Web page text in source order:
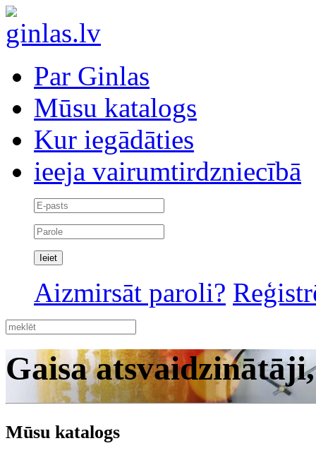
Par Ginlas
Mūsu katalogs
Kur iegādāties
ieeja vairumtirdzniecībā
Aizmirsāt paroli?
Gaisa atsvaidzinātāji,
Mūsu katalogs